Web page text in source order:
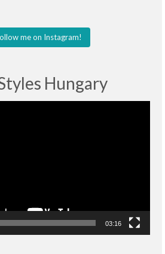
me on Instagram!
Hungary
03:16